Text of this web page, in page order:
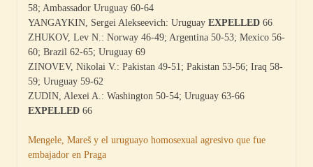
58; Ambassador Uruguay 60-64
YANGAYKIN, Sergei Alekseevich: Uruguay EXPELLED 66
ZHUKOV, Lev N.: Norway 46-49; Argentina 50-53; Mexico 56-
60; Brazil 62-65; Uruguay 69
ZINOVEV, Nikolai V.: Pakistan 49-51; Pakistan 53-56; Iraq 58-
59; Uruguay 59-62
ZUDIN, Alexei A.: Washington 50-54; Uruguay 63-66
EXPELLED 66
Mengele, Mareš y el uruguayo homosexual agresivo que fue
embajador en Praga